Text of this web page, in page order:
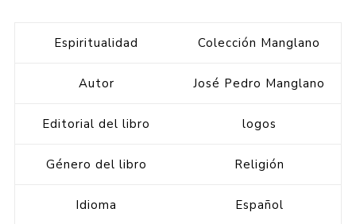
Espiritualidad Colección Manglano
Autor José Pedro Manglano
Editorial del libro logos
Género del libro Religión
Idioma Español